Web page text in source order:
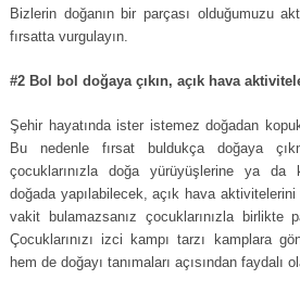
Bizlerin doğanın bir parçası olduğumuzu
fırsatta vurgulayın.
#2 Bol bol doğaya çıkın, açık hava
Şehir hayatında ister istemez doğadan
Bu nedenle fırsat buldukça doğaya
çocuklarınızla doğa yürüyüşlerine ya da
doğada yapılabilecek, açık hava
vakit bulamazsanız çocuklarınızla birlikte
Çocuklarınızı izci kampı tarzı kamplara
hem de doğayı tanımaları açısından faydalı